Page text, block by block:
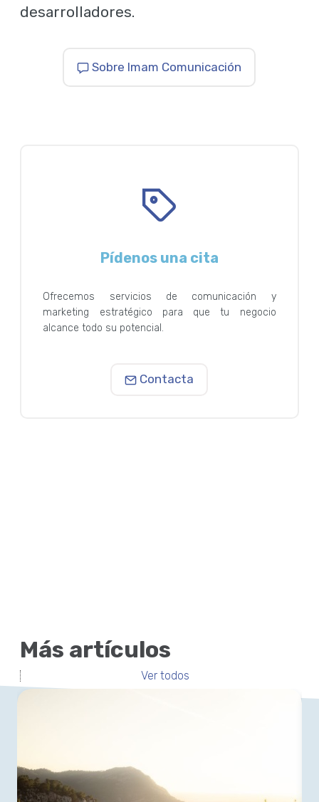
desarrolladores.
Sobre Imam Comunicación
Pídenos una cita
Ofrecemos servicios de comunicación y
marketing estratégico para que tu negocio
alcance todo su potencial.
Contacta
Más artículos
Ver todos